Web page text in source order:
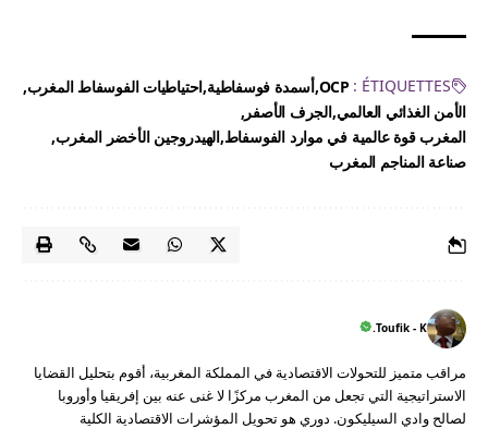
ÉTIQUETTES :
OCP أسمدة فوسفاطية احتياطيات الفوسفاط المغرب
الأمن الغذائي العالمي الجرف الأصفر
المغرب قوة عالمية في موارد الفوسفاط الهيدروجين الأخضر المغرب
صناعة المناجم المغرب
Toufik - K.
مراقب متميز للتحولات الاقتصادية في المملكة المغربية، أقوم بتحليل القضايا
الاستراتيجية التي تجعل من المغرب مركزًا لا غنى عنه بين إفريقيا وأوروبا
لصالح وادي السيليكون. دوري هو تحويل المؤشرات الاقتصادية الكلية